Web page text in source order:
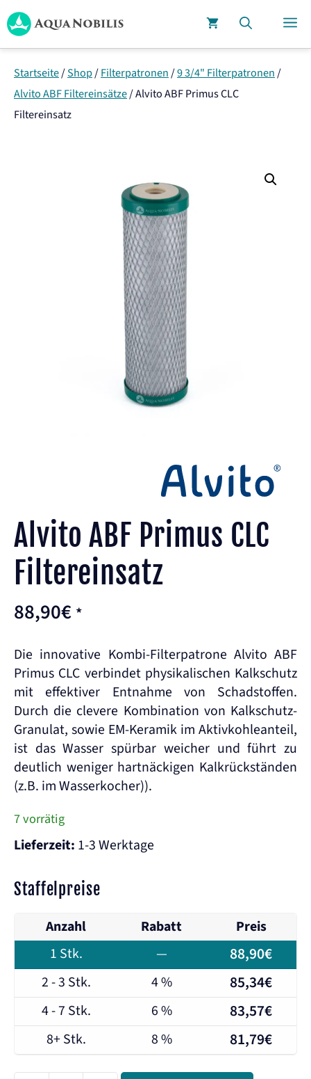
Zum
Inhalt
springen
Startseite/Shop/Filterpatronen/9 3/4" Filterpatronen/
Alvito ABF Filtereinsätze/Alvito ABF Primus CLC
Filtereinsatz
Alvito ABF Primus CLC
Filtereinsatz
88,90€ *
Die innovative Kombi-Filterpatrone Alvito ABF
Primus CLC verbindet physikalischen Kalkschutz
mit effektiver Entnahme von Schadstoffen.
Durch die clevere Kombination von Kalkschutz-
Granulat, sowie EM-Keramik im Aktivkohleanteil,
ist das Wasser spürbar weicher und führt zu
deutlich weniger hartnäckigen Kalkrückständen
(z.B. im Wasserkocher)).
7 vorrätig
Lieferzeit: 1-3 Werktage
Staffelpreise
Anzahl Rabatt
Preis
1 Stk. — 88,90€
2 - 3 Stk. 4 % 85,34€
4 - 7 Stk. 6 % 83,57€
8+ Stk. 8 % 81,79€